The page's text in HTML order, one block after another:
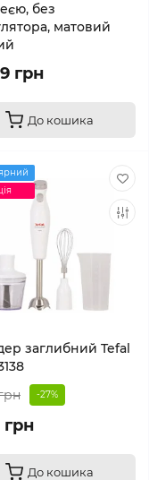
без
матовий
грн
До кошика
заглибний Tefal
-27%
грн
До кошика